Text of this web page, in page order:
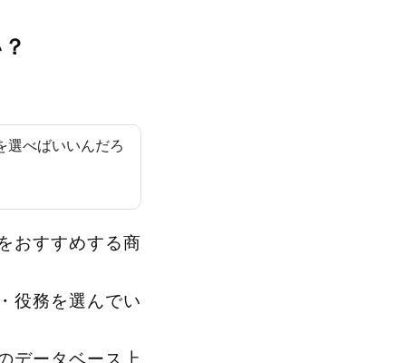
選べばいいんだろ
おすすめする商
役務を選んでい
データベース上